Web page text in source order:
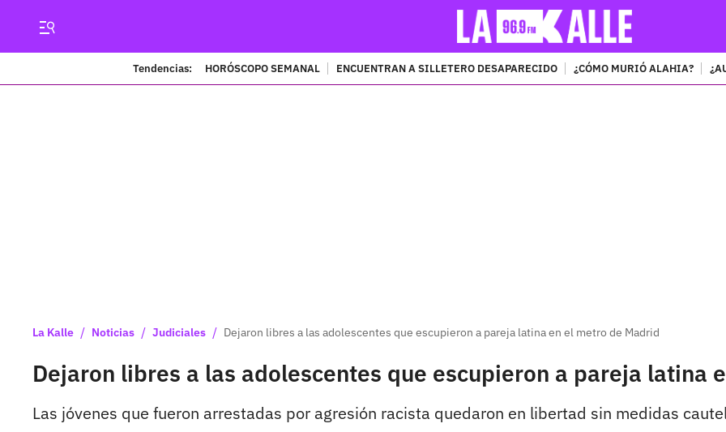
Tendencias: HORÓSCOPO SEMANAL ENCUENTRAN A SILLETERO DESAPARECIDO ¿CÓMO MURIÓ ALAHIA?
La Kalle / Noticias / Judiciales / Dejaron libres a las adolescentes que escupieron a pareja latina en el metro de Madrid
Dejaron libres a las adolescentes que escupieron a pareja latina
Las jóvenes que fueron arrestadas por agresión racista quedaron en libertad sin medidas